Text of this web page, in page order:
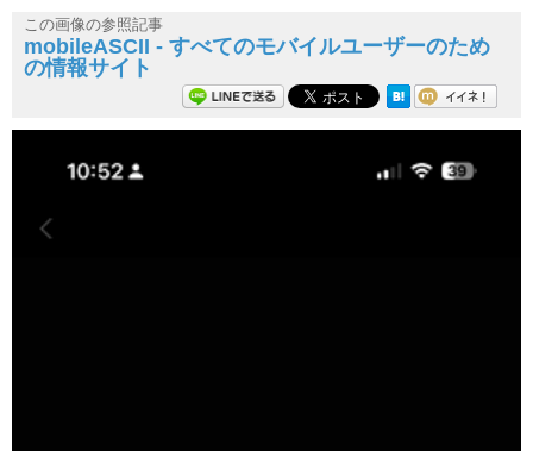
この画像の参照記事
mobileASCII - すべてのモバイルユーザーのため
の情報サイト